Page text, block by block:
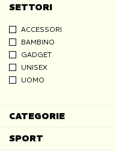
SETTORI
ACCESSORI
BAMBINO
GADGET
UNISEX
UOMO
CATEGORIE
SPORT